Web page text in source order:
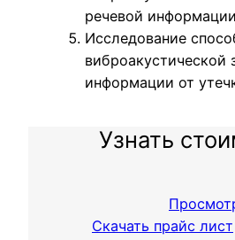
речевой
Исследование
виброакустической
информации от
Узнать
Скачать прайс лист